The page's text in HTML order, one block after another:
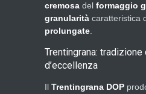
cremosa del formaggio
granularità caratteristica
prolungate
Trentingrana: tradizione
d’eccellenza
Il Trentingrana DOP